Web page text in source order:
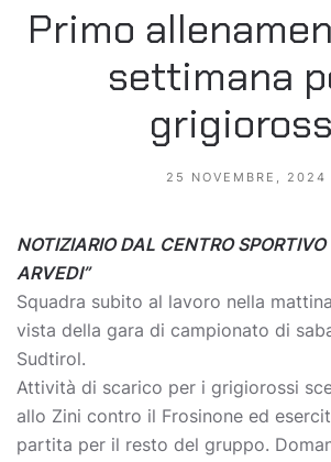
Primo
settimana
25 NOVEMBRE, 2024
NOTIZIARIO DAL CENTRO SPORTIVO
ARVEDI”
Squadra subito al lavoro nella
vista della gara di campionato di
Sudtirol.
Attività di scarico per i grigiorossi
allo Zini contro il Frosinone ed
partita per il resto del gruppo.